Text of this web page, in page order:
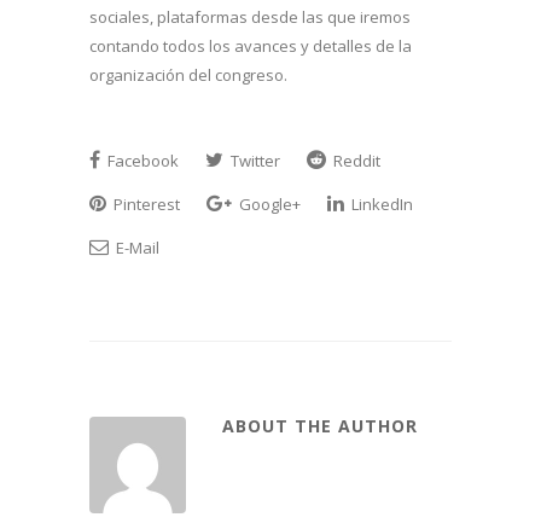
sociales, plataformas desde las que iremos
contando todos los avances y detalles de la
organización del congreso.
Facebook Twitter
Reddit
Pinterest
Google+
LinkedIn
E-Mail
ABOUT THE AUTHOR